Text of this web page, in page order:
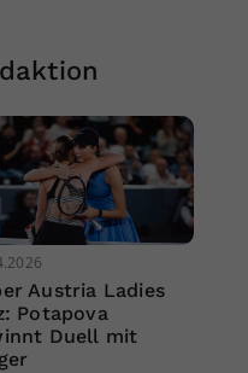
Austria Ladies
Potapova
Duell mit